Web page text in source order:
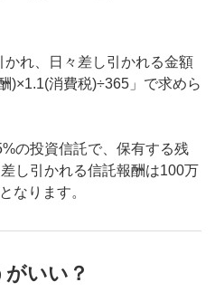
れ、日々差し引かれる金額
)×1.1(消費税)÷365」で求めら
の投資信託で、保有する残
し引かれる信託報酬は100万
なります。
いい？